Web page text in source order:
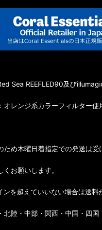
及びillumagic
レンジ系カラーフィルター使
ため木曜日着指定での発送は受
お願いします。
を超えていいない場合は送料
北陸・中部・関西・中国・四国